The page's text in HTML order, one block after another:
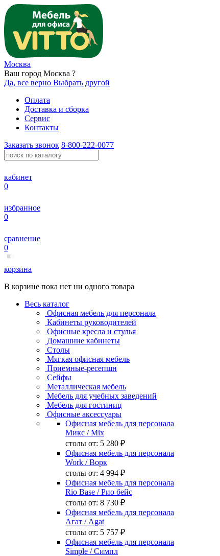
Москва
Ваш город Москва ?
Да, все верно Выбрать другой
Оплата
Доставка и сборка
Сервис
Контакты
Заказать звонок 8-800-222-0077
кабинет
0
избранное
0
сравнение
0
корзина
В корзине пока нет ни одного товара
Весь каталог
Офисная мебель для персонала
Кабинеты руководителей
Офисные кресла и стулья
Домашние кабинеты
Столы
Мягкая офисная мебель
Приемные-ресепшн
Сейфы
Металлическая мебель
Мебель для учебных заведений
Мебель для гостиниц
Офисные аксессуары
Офисная мебель для персонала
Микс / Mix
столы от: 5 280 ₽
Офисная мебель для персонала
Work / Ворк
столы от: 4 994 ₽
Офисная мебель для персонала
Rio Base / Рио бейс
столы от: 8 730 ₽
Офисная мебель для персонала
Агат / Agat
столы от: 5 757 ₽
Офисная мебель для персонала
Simple / Симпл